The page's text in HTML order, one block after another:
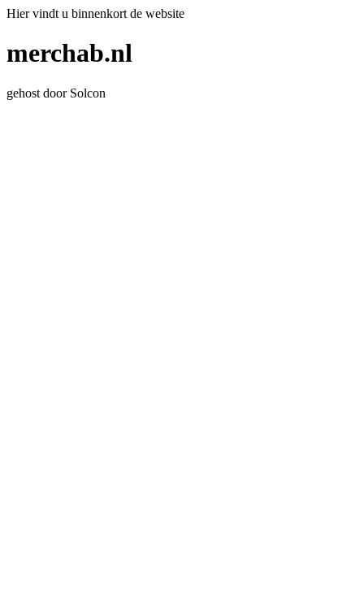
Hier vindt u binnenkort de website
merchab.nl
gehost door Solcon